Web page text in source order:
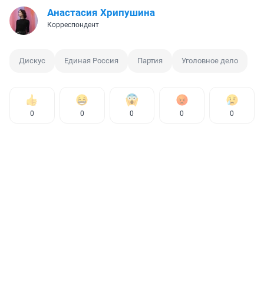
Анастасия Хрипушина
Корреспондент
Дискус Единая Россия Партия Уголовное дело
0 0 0 0 0